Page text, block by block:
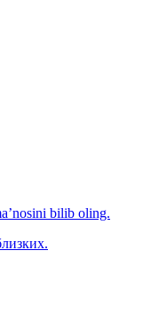
bilib oling.